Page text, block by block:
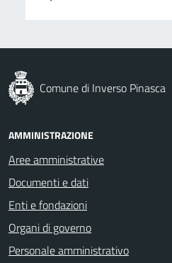
Comune di Inverso Pinasca
AMMINISTRAZIONE
Aree amministrative
Documenti e dati
Enti e fondazioni
Organi di governo
Personale amministrativo